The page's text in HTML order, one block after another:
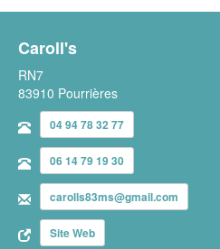
Caroll's
RN7
83910 Pourrières
04 94 78 32 77
06 14 79 19 30
carolls83ms@gmail.com
Site Web